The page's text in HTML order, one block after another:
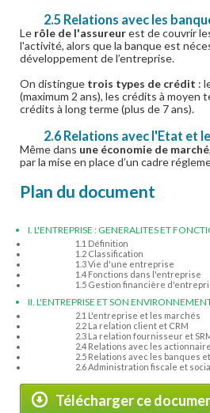
2.5 Relations avec les
Le rôle de l'assureurest de couvrir
l'activité, alors que la banque est
développement de l’entreprise.
On distingue trois types de crédit :
(maximum 2 ans), les crédits à moyen
crédits à long terme (plus de 7 ans).
2.6 Relations avec l'Etat et
Même dans une économie de marché
par la mise en place d’un cadre
Plan du document
I. L'ENTREPRISE : GENERALITES ET
1.1 Définition
1.2 Classification
1.3 Vie d'une entreprise
1.4 Fonctions dans l'entreprise
1.5 Gestion financière
II. L'ENTREPRISE ET SON
2.1 L'entreprise et les marchés
2.2 La relation client et CRM
2.3 La relation fournisseur et
2.4 Relations avec les
2.5 Relations avec les banques
2.6 Administration fiscale et
Télécharger ce